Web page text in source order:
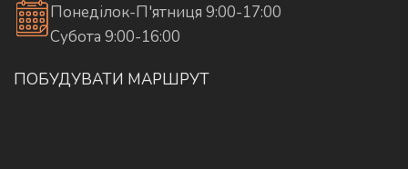
Понеділок-П'ятниця 9:00-17:00
Субота 9:00-16:00
ПОБУДУВАТИ МАРШРУТ